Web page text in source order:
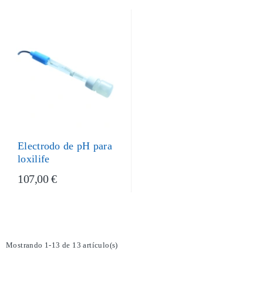
Electrodo de pH para
loxilife
107,00 €
Mostrando 1-13 de 13 artículo(s)